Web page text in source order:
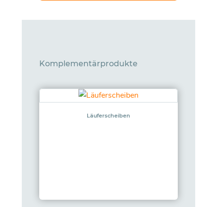
Komplementärprodukte
Läuferscheiben